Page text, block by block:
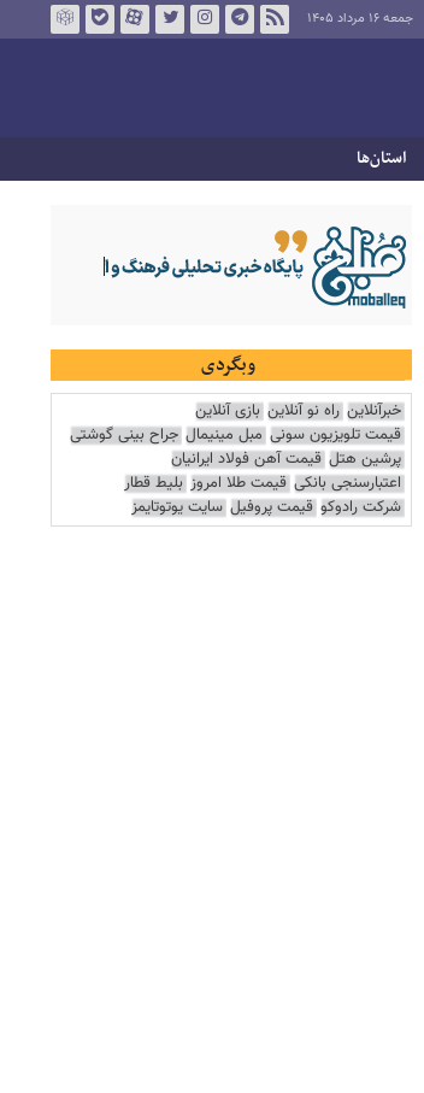
جمعه ۱۶ مرداد ۱۴۰۵
استان‌ها
وبگردی
خبرآنلاین راه نو آنلاین بازی آنلاین
قیمت تلویزیون سونی مبل مینیمال جراح بینی گوشتی
پرشین هتل قیمت آهن فولاد ایرانیان
اعتبارسنجی بانکی قیمت طلا امروز بلیط قطار
شرکت رادوکو قیمت پروفیل سایت یوتوتایمز